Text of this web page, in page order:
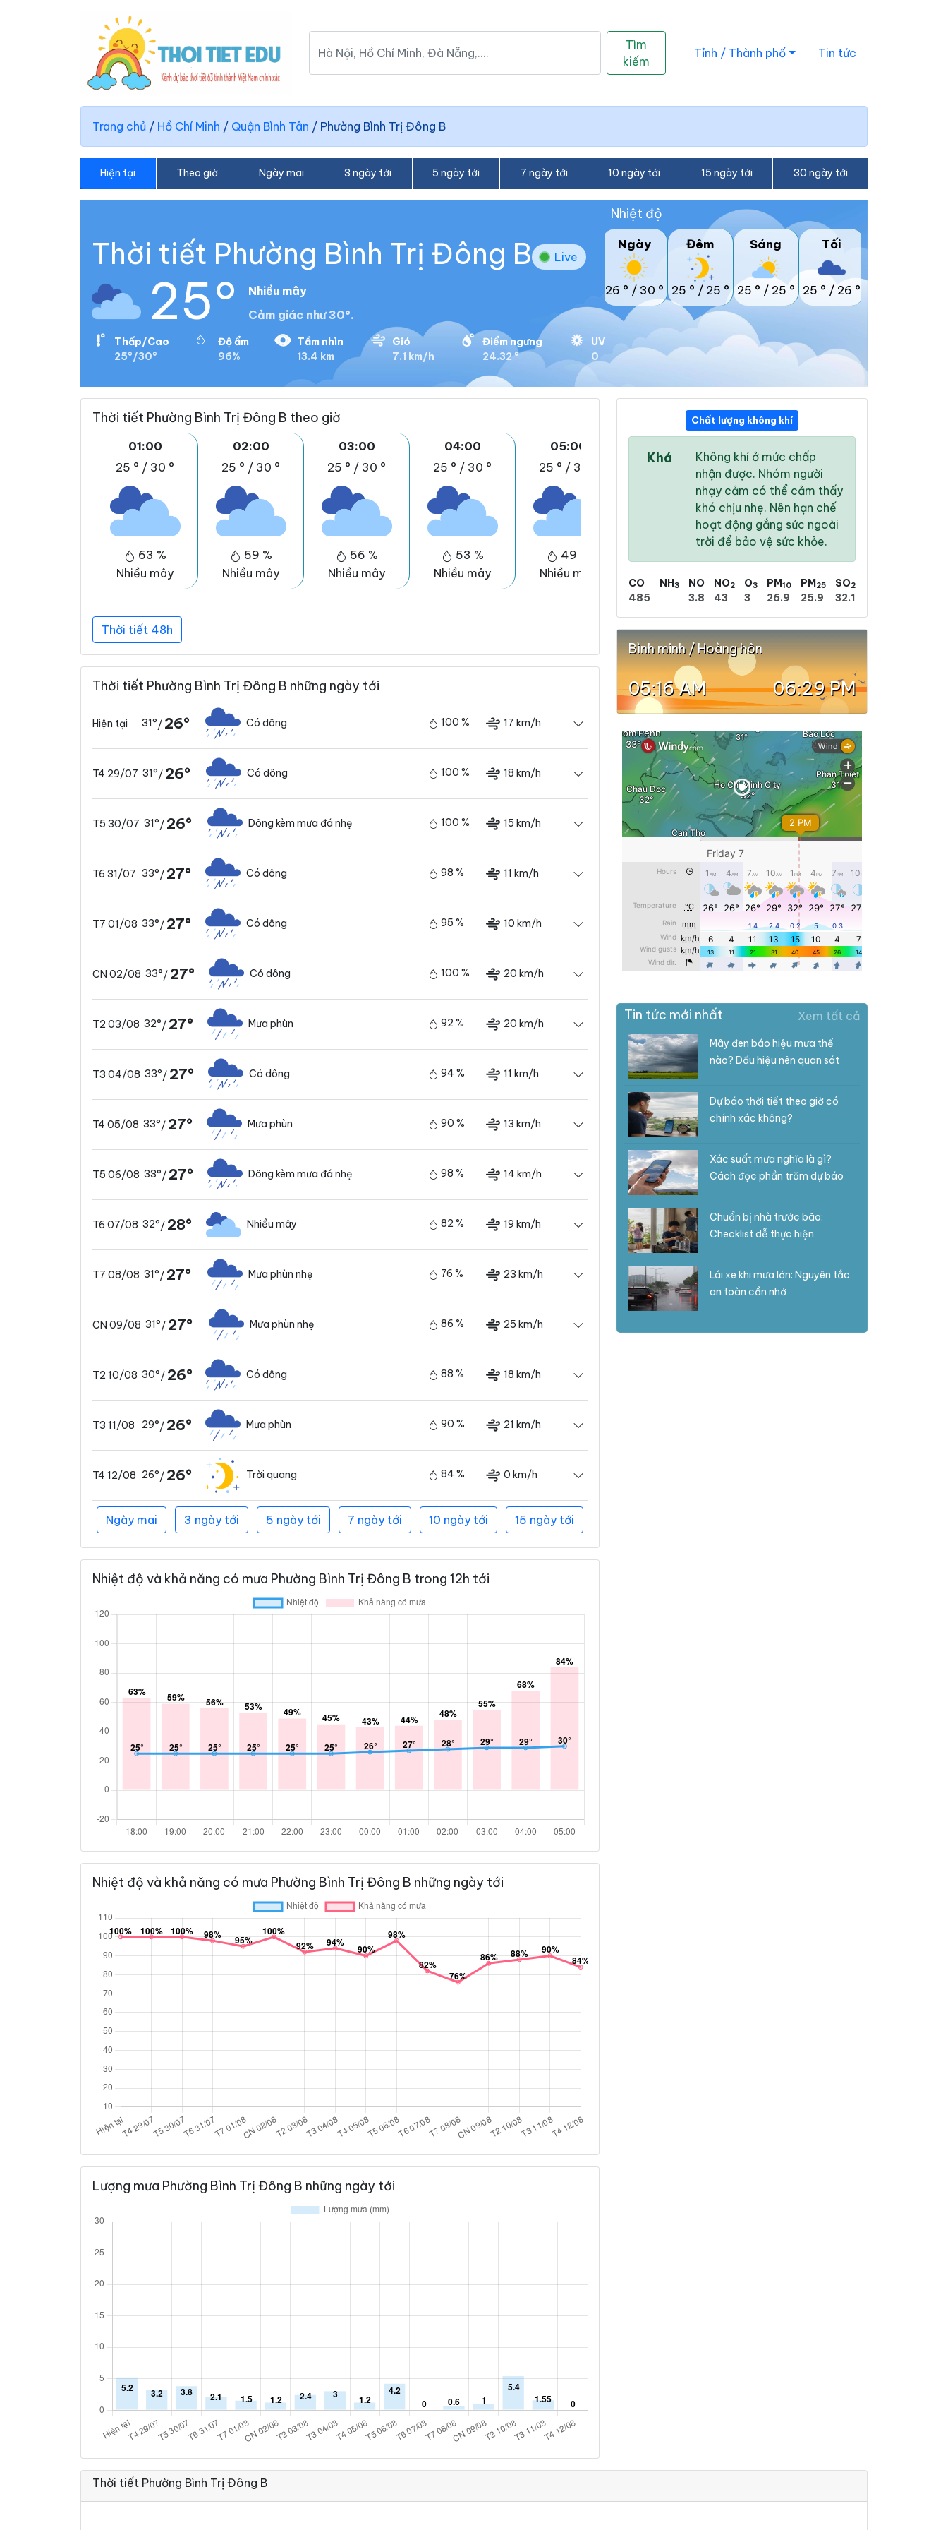
Tìm
kiếm
Tỉnh / Thành phố Tin tức
Trang chủ / Hồ Chí Minh / Quận Bình Tân / Phường Bình Trị Đông B
Hiện tại Theo giờ Ngày mai 3 ngày tới 5 ngày tới 7 ngày tới 10 ngày tới 15 ngày tới 30 ngày tới
Thời tiết Phường Bình Trị Đông B Live
25°
Nhiều mây
Cảm giác như 30°.
Thấp/Cao
25°/30°
Độ ẩm
96%
Tầm nhìn
13.4 km
Gió
7.1 km/h
Điểm ngưng
24.32 °
UV
0
Nhiệt độ
Ngày
26 ° / 30 °
Đêm
25 ° / 25 °
Sáng
25 ° / 25 °
Tối
25 ° / 26 °
Thời tiết Phường Bình Trị Đông B theo giờ
01:00
25 ° / 30 °
63 %
Nhiều mây
02:00
25 ° / 30 °
59 %
Nhiều mây
03:00
25 ° / 30 °
56 %
Nhiều mây
04:00
25 ° / 30 °
53 %
Nhiều mây
05:00
25 ° / 30 °
49 %
Nhiều mây
25 °/ 29 °
26 ° /
Thời tiết 48h
Thời tiết Phường Bình Trị Đông B những ngày tới
Hiện tại 31°/ 26° Có dông 100 % 17 km/h
T4 29/07 31°/ 26° Có dông 100 % 18 km/h
T5 30/07 31°/ 26° Dông kèm mưa đá nhẹ 100 % 15 km/h
T6 31/07 33°/ 27° Có dông 98 % 11 km/h
T7 01/08 33°/ 27° Có dông 95 % 10 km/h
CN 02/08 33°/ 27° Có dông 100 % 20 km/h
T2 03/08 32°/ 27° Mưa phùn 92 % 20 km/h
T3 04/08 33°/ 27° Có dông 94 % 11 km/h
T4 05/08 33°/ 27° Mưa phùn 90 % 13 km/h
T5 06/08 33°/ 27° Dông kèm mưa đá nhẹ 98 % 14 km/h
T6 07/08 32°/ 28° Nhiều mây 82 % 19 km/h
T7 08/08 31°/ 27° Mưa phùn nhẹ 76 % 23 km/h
CN 09/08 31°/ 27° Mưa phùn nhẹ 86 % 25 km/h
T2 10/08 30°/ 26° Có dông 88 % 18 km/h
T3 11/08 29°/ 26° Mưa phùn 90 % 21 km/h
T4 12/08 26°/ 26° Trời quang 84 % 0 km/h
Ngày mai 3 ngày tới 5 ngày tới 7 ngày tới 10 ngày tới 15 ngày tới
Nhiệt độ và khả năng có mưa Phường Bình Trị Đông B trong 12h tới
Nhiệt độ và khả năng có mưa Phường Bình Trị Đông B những ngày tới
Lượng mưa Phường Bình Trị Đông B những ngày tới
Chất lượng không khí
Khá
Không khí ở mức chấp
nhận được. Nhóm người
nhạy cảm có thể cảm thấy
khó chịu nhẹ. Nên hạn chế
hoạt động gắng sức ngoài
trời để bảo vệ sức khỏe.
CO
485
NH3
NO
3.8
NO2
43
O3
3
PM10
26.9
PM25
25.9
SO2
32.1
Bình minh / Hoàng hôn
05:16 AM 06:29 PM
Tin tức mới nhất Xem tất cả
Mây đen báo hiệu mưa thế
nào? Dấu hiệu nên quan sát
Dự báo thời tiết theo giờ có
chính xác không?
Xác suất mưa nghĩa là gì?
Cách đọc phần trăm dự báo
Chuẩn bị nhà trước bão:
Checklist dễ thực hiện
Lái xe khi mưa lớn: Nguyên tắc
an toàn cần nhớ
Thời tiết Phường Bình Trị Đông B